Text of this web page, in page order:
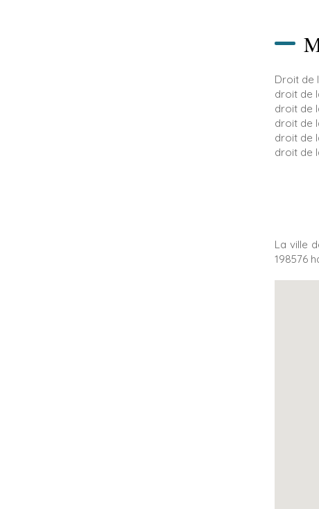
Droit de
droit de
droit de
droit de
droit de
droit de
La ville
198576